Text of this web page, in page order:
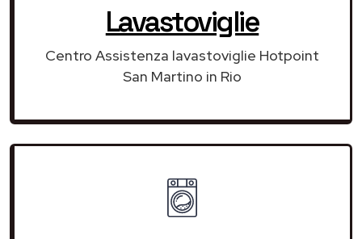
Lavastoviglie
Centro Assistenza lavastoviglie Hotpoint
San Martino in Rio